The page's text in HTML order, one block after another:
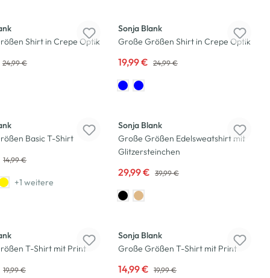
Shirt in Crepe Optik
24,99 €
Sonja Blank
Große Größen Shirt in Crepe Optik
19,99 € 24,99 €
Basic T-Shirt
14,99 €
+1 weitere
Sonja Blank
Große Größen Edelsweatshirt mit
Glitzersteinchen
29,99 € 39,99 €
T-Shirt mit Print
19,99 €
Sonja Blank
Große Größen T-Shirt mit Print
14,99 € 19,99 €